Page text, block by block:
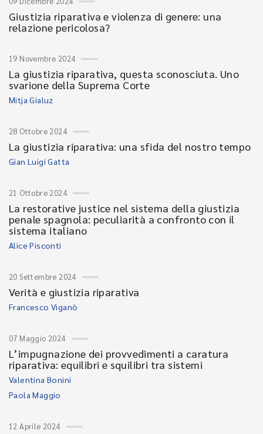
Giustizia riparativa e violenza di genere: una
relazione pericolosa?
19 Novembre 2024
La giustizia riparativa, questa sconosciuta. Uno
svarione della Suprema Corte
Mitja Gialuz
28 Ottobre 2024
La giustizia riparativa: una sfida del nostro tempo
Gian Luigi Gatta
21 Ottobre 2024
La restorative justice nel sistema della giustizia
penale spagnola: peculiarità a confronto con il
sistema italiano
Alice Pisconti
20 Settembre 2024
Verità e giustizia riparativa
Francesco Viganò
07 Maggio 2024
L’impugnazione dei provvedimenti a caratura
riparativa: equilibri e squilibri tra sistemi
Valentina Bonini
Paola Maggio
12 Aprile 2024